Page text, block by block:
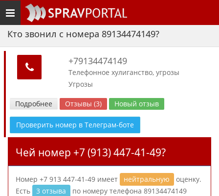
Toggle
navigation
Кто звонил с номера 89134474149?
+79134474149
Телефонное хулиганство, угрозы
Угрозы
Подробнее Отзывы (3) Новый отзыв
Проверить номер в Телеграм-боте
Чей номер +7 (913) 447-41-49?
Номер +7 913 447-41-49 имеет нейтральную
оценку.
Есть
3 отзыва
по номеру телефона 89134474149